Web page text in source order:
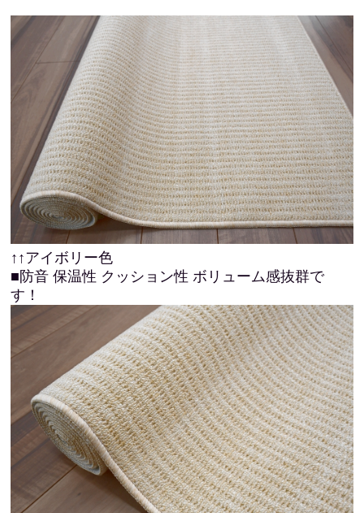
↑↑アイボリー色
■防音 保温性 クッション性 ボリューム感抜群で
す！